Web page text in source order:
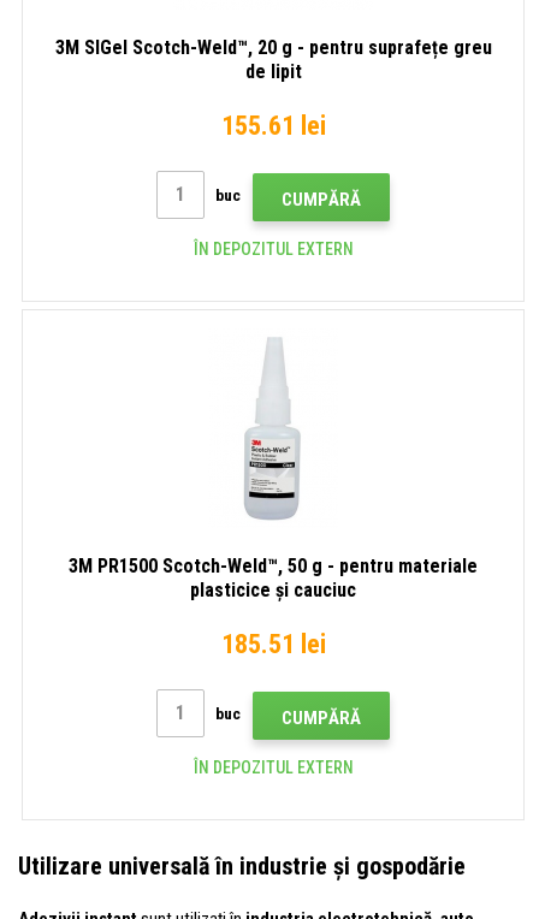
3M SIGel Scotch-Weld™, 20 g - pentru suprafețe greu
de lipit
155.61 lei
buc CUMPĂRĂ
ÎN DEPOZITUL EXTERN
3M PR1500 Scotch-Weld™, 50 g - pentru materiale
plasticice și cauciuc
185.51 lei
buc CUMPĂRĂ
ÎN DEPOZITUL EXTERN
Utilizare universală în industrie și gospodărie